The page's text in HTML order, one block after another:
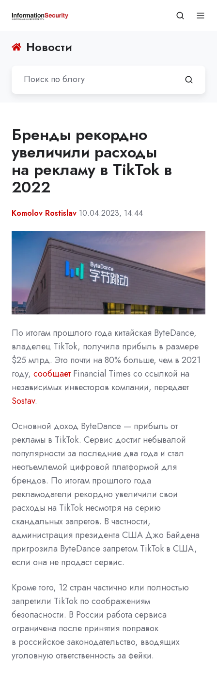
Новости
Бренды рекордно
увеличили расходы
на рекламу в TikTok в
2022
Komolov Rostislav 10.04.2023, 14:44
По итогам прошлого года китайская ByteDance,
владелец TikTok, получила прибыль в размере
$25 млрд. Это почти на 80% больше, чем в 2021
году, сообщает Financial Times со ссылкой на
независимых инвесторов компании, передает
Sostav.
Основной доход ByteDance — прибыль от
рекламы в TikTok. Сервис достиг небывалой
популярности за последние два года и стал
неотъемлемой цифровой платформой для
брендов. По итогам прошлого года
рекламодатели рекордно увеличили свои
расходы на TikTok несмотря на серию
скандальных запретов. В частности,
администрация президента США Джо Байдена
пригрозила ByteDance запретом TikTok в США,
если она не продаст сервис.
Кроме того, 12 стран частично или полностью
запретили TikTok по соображениям
безопасности. В России работа сервиса
ограничена после принятия поправок
в российское законодательство, вводящих
уголовную ответственность за фейки.